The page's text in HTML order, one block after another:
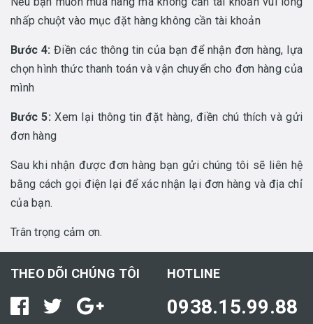
nhấp chuột vào mục đặt hàng không cần tài khoản
Bước 4: Điền các thông tin của bạn để nhận đơn hàng, lựa
chọn hình thức thanh toán và vận chuyển cho đơn hàng của
mình
Bước 5: Xem lại thông tin đặt hàng, điền chú thích và gửi
đơn hàng
Sau khi nhận được đơn hàng bạn gửi chúng tôi sẽ liên hệ
bằng cách gọi điện lại để xác nhận lại đơn hàng và địa chỉ
của bạn.
Trân trọng cảm ơn.
THEO DÕI CHÚNG TÔI HOTLINE
0938.15.99.88